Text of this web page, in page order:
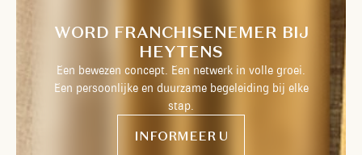
WORD FRANCHISENEMER BIJ
HEYTENS
Een bewezen concept. Een netwerk in volle groei.
Een persoonlijke en duurzame begeleiding bij elke
stap.
INFORMEER U